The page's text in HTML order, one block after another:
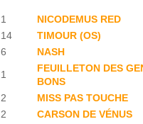
1
NICODEMUS RED
14
TIMOUR (OS)
6
NASH
1
FEUILLETON DES
BONS
2
MISS PAS TOUCHE
2
CARSON DE VÉNUS